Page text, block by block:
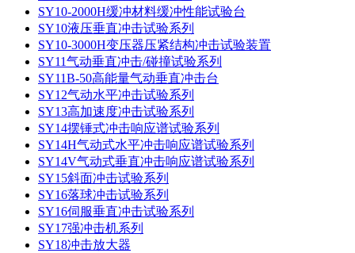
SY10-2000H缓冲材料缓冲性能试验台
SY10液压垂直冲击试验系列
SY10-3000H变压器压紧结构冲击试验装置
SY11气动垂直冲击/碰撞试验系列
SY11B-50高能量气动垂直冲击台
SY12气动水平冲击试验系列
SY13高加速度冲击试验系列
SY14摆锤式冲击响应谱试验系列
SY14H气动式水平冲击响应谱试验系列
SY14V气动式垂直冲击响应谱试验系列
SY15斜面冲击试验系列
SY16落球冲击试验系列
SY16伺服垂直冲击试验系列
SY17强冲击机系列
SY18冲击放大器